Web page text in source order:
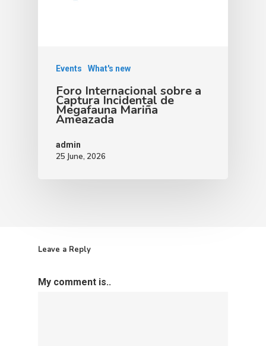
Events What's new
Foro Internacional sobre a
Captura Incidental de
Megafauna Mariña
Ameazada
admin
25 June, 2026
Leave a Reply
My comment is..